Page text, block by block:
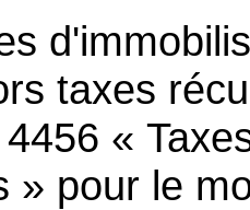
taxes
«
» pour le